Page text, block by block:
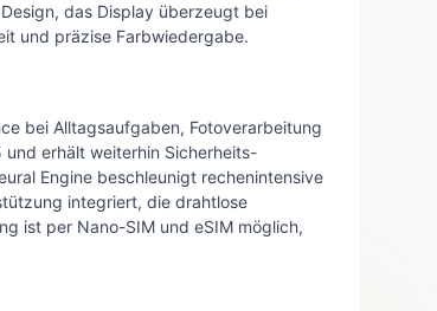
das Display überzeugt bei
und präzise Farbwiedergabe.
bei Alltagsaufgaben, Fotoverarbeitung
und erhält weiterhin Sicherheits-
Engine beschleunigt rechenintensive
integriert, die drahtlose
ist per Nano-SIM und eSIM möglich,